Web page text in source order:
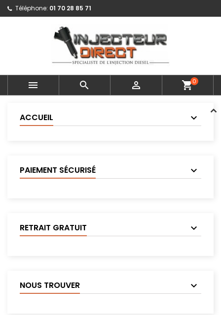
Téléphone: 01 70 28 85 71
   shopping_cart0
ACCUEIL
PAIEMENT SÉCURISÉ
RETRAIT GRATUIT
NOUS TROUVER